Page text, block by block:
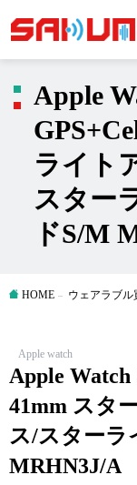
Apple
ライト
スター
ドS/M
HOME ウェアラブル
Apple watch
Apple Watch
41mm スタ
ス/スターラ
MRHN3J/A